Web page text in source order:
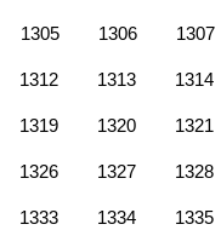
1305 1306 1307
1312 1313 1314
1319 1320 1321
1326 1327 1328
1333 1334 1335